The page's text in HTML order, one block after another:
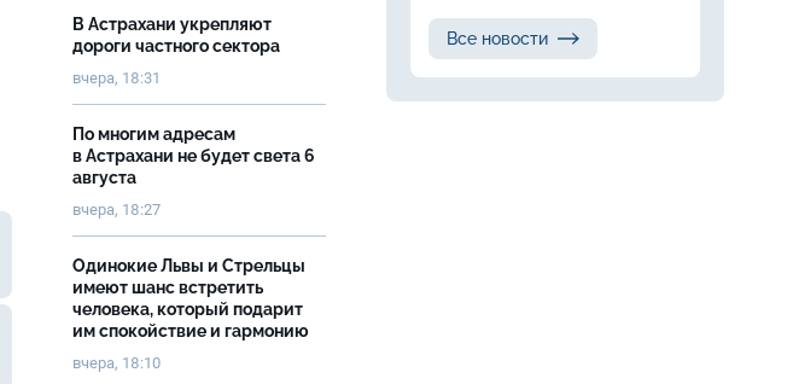
В Астрахани укрепляют
дороги частного сектора
вчера, 18:31
По многим адресам
в Астрахани не будет света 6
августа
вчера, 18:27
Одинокие Львы и Стрельцы
имеют шанс встретить
человека, который подарит
им спокойствие и гармонию
вчера, 18:10
Все новости